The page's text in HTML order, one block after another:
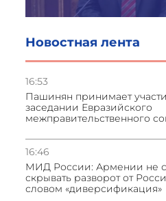
Новостная лента
16:53
Пашинян принимает
заседании Евразийского
межправительственного
16:46
МИД России: Армении не
скрывать разворот от
словом «диверсификация»